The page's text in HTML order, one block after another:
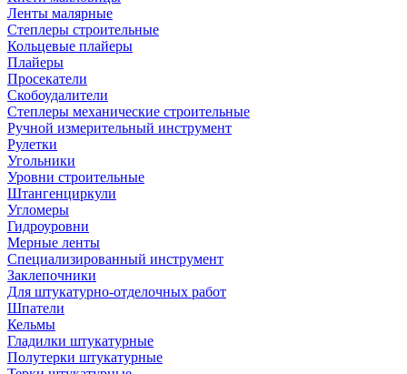
Ленты малярные
Степлеры строительные
Кольцевые плайеры
Плайеры
Просекатели
Скобоудалители
Степлеры механические строительные
Ручной измерительный инструмент
Рулетки
Угольники
Уровни строительные
Штангенциркули
Угломеры
Гидроуровни
Мерные ленты
Специализированный инструмент
Заклепочники
Для штукатурно-отделочных работ
Шпатели
Кельмы
Гладилки штукатурные
Полутерки штукатурные